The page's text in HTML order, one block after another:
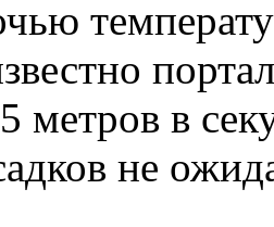
метров в
не